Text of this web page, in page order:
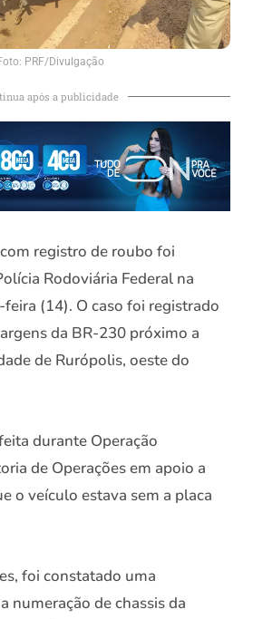
PRF/Divulgação
após a publicidade
registro de roubo foi
Rodoviária Federal na
(14). O caso foi registrado
da BR-230 próximo a
de Rurópolis, oeste do
durante Operação
de Operações em apoio a
o veículo estava sem a placa
foi constatado uma
numeração de chassis da